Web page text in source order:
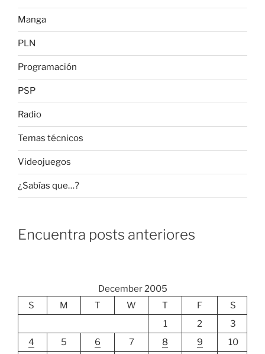
Manga
PLN
Programación
PSP
Radio
Temas técnicos
Videojuegos
¿Sabías que…?
Encuentra posts anteriores
December 2005
S
M T W T F
S
1
2
3
4
5 6 7 8 9
10